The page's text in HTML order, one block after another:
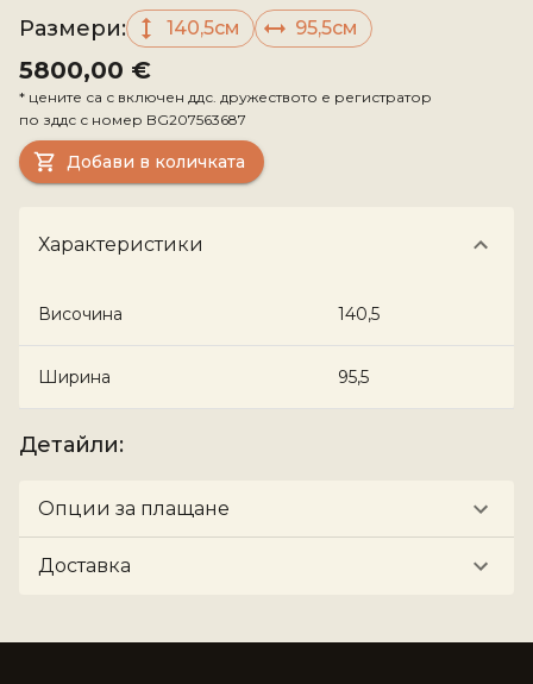
Размери: 140,5см 95,5см
5800,00 €
* цените са с включен ддс. дружеството е регистратор
по зддс с номер BG207563687
Добави в количката
Характеристики
Височина 140,5
Ширина 95,5
Детайли:
Опции за плащане
Доставка